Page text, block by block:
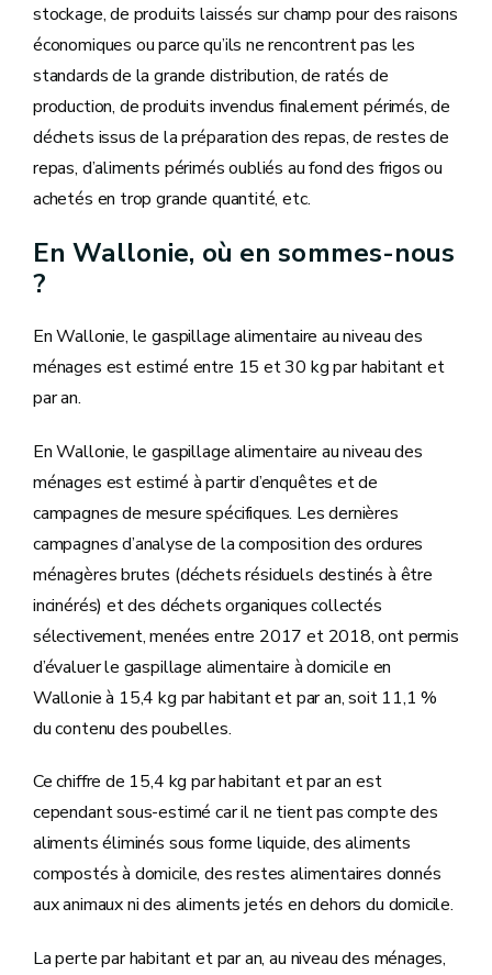
stockage, de produits laissés sur champ pour des raisons
économiques ou parce qu’ils ne rencontrent pas les
standards de la grande distribution, de ratés de
production, de produits invendus finalement périmés, de
déchets issus de la préparation des repas, de restes de
repas, d’aliments périmés oubliés au fond des frigos ou
achetés en trop grande quantité, etc.
En Wallonie, où en sommes-nous
?
En Wallonie, le gaspillage alimentaire au niveau des
ménages est estimé entre 15 et 30 kg par habitant et
par an.
En Wallonie, le gaspillage alimentaire au niveau des
ménages est estimé à partir d’enquêtes et de
campagnes de mesure spécifiques. Les dernières
campagnes d’analyse de la composition des ordures
ménagères brutes (déchets résiduels destinés à être
incinérés) et des déchets organiques collectés
sélectivement, menées entre 2017 et 2018, ont permis
d’évaluer le gaspillage alimentaire à domicile en
Wallonie à 15,4 kg par habitant et par an, soit 11,1 %
du contenu des poubelles.
Ce chiffre de 15,4 kg par habitant et par an est
cependant sous-estimé car il ne tient pas compte des
aliments éliminés sous forme liquide, des aliments
compostés à domicile, des restes alimentaires donnés
aux animaux ni des aliments jetés en dehors du domicile.
La perte par habitant et par an, au niveau des ménages,